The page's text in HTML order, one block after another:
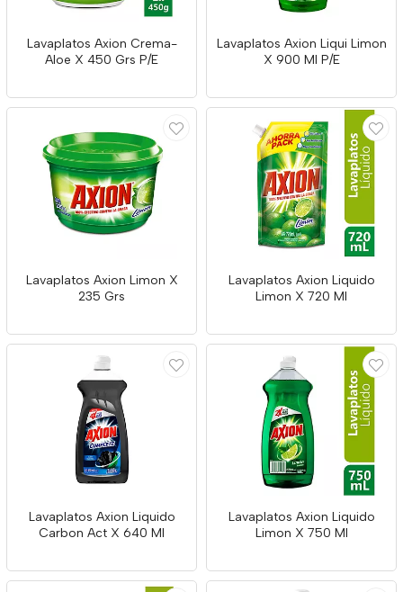
Lavaplatos Axion Crema-
Aloe X 450 Grs P/E
Lavaplatos Axion Liqui Limon
X 900 Ml P/E
Lavaplatos Axion Limon X
235 Grs
Lavaplatos Axion Liquido
Limon X 720 Ml
Lavaplatos Axion Liquido
Carbon Act X 640 Ml
Lavaplatos Axion Liquido
Limon X 750 Ml